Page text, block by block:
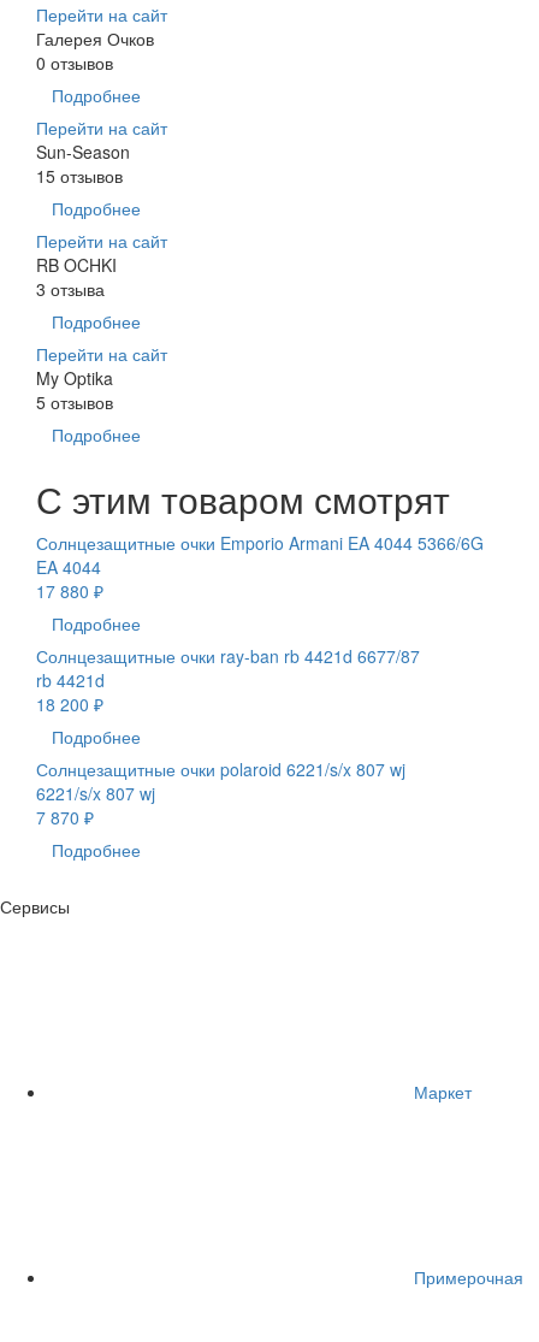
Перейти на сайт
Галерея Очков
0 отзывов
Подробнее
Перейти на сайт
Sun-Season
15 отзывов
Подробнее
Перейти на сайт
RB OCHKI
3 отзыва
Подробнее
Перейти на сайт
My Optika
5 отзывов
Подробнее
С этим товаром смотрят
Солнцезащитные очки Emporio Armani EA 4044 5366/6G
EA 4044
17 880 ₽
Подробнее
Солнцезащитные очки ray-ban rb 4421d 6677/87
rb 4421d
18 200 ₽
Подробнее
Солнцезащитные очки polaroid 6221/s/x 807 wj
6221/s/x 807 wj
7 870 ₽
Подробнее
Сервисы
Маркет
Примерочная